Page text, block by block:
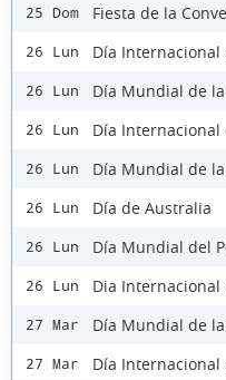
25 Dom Fiesta de la
26 Lun Día Internacional
26 Lun Día Mundial de
26 Lun Día
26 Lun Día Mundial de
26 Lun Día de Australia
26 Lun Día Mundial del
26 Lun Dia Internacional
27 Mar Día Mundial de
27 Mar Día Internacional